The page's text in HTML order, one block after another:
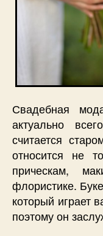
Свадебная
актуально
считается
относится не
прическам,
флористике.
который играет
поэтому он